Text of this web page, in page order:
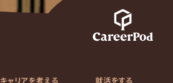
キャリアを考える 就活をする